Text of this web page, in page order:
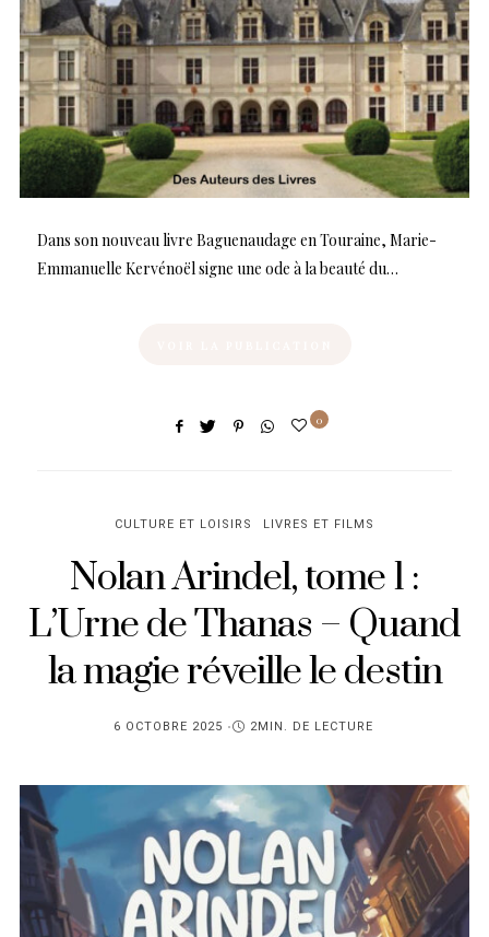
Dans son nouveau livre Baguenaudage en Touraine, Marie-
Emmanuelle Kervénoël signe une ode à la beauté du…
0
CULTURE ET LOISIRS LIVRES ET FILMS
Nolan Arindel, tome 1 :
L’Urne de Thanas – Quand
la magie réveille le destin
PUBLIÉ
6 OCTOBRE 2025 2MIN. DE LECTURE